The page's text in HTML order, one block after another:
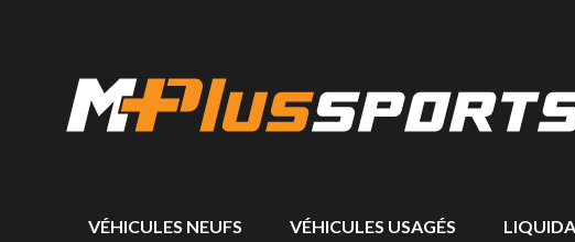
VÉHICULES NEUFS VÉHICULES USAGÉS